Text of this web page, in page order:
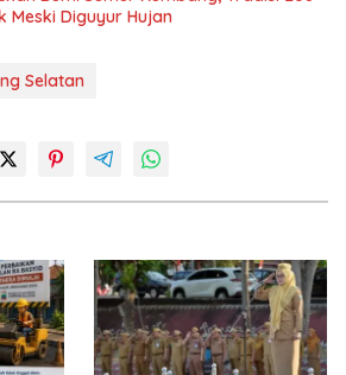
Meski Diguyur Hujan
Selatan